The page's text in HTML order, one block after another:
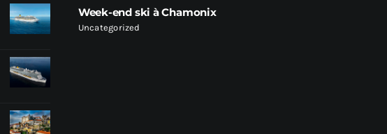
Week-end ski à Chamonix
Uncategorized